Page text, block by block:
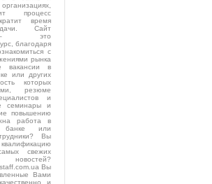
процесс
время
Сайт
– это
благодаря
с
рынка
вакансии в
или других
которых
резюме
и
семинары и
повышению
работа в
банке или
Вы
свежих
Вы
Вами
и